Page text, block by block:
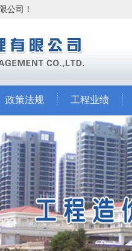
公司！
政策法规 工程业绩